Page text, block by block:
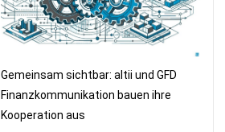
Gemeinsam sichtbar: altii und GFD
Finanzkommunikation bauen ihre
Kooperation aus